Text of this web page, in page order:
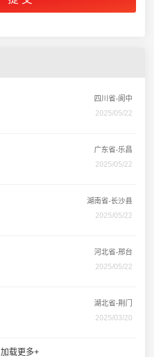
四川省-阆中
2025/05/22
广东省-乐昌
2025/05/22
湖南省-长沙县
2025/05/22
河北省-邢台
2025/05/22
湖北省-荆门
2025/03/20
加载更多+